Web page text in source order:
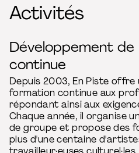
Activités
Développement
continue
Depuis 2003, En Piste
formation continue aux
répondant ainsi aux
Chaque année, il organise
de groupe et propose des
plus d'une centaine